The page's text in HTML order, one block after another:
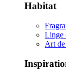
Habitat
Linge
Art